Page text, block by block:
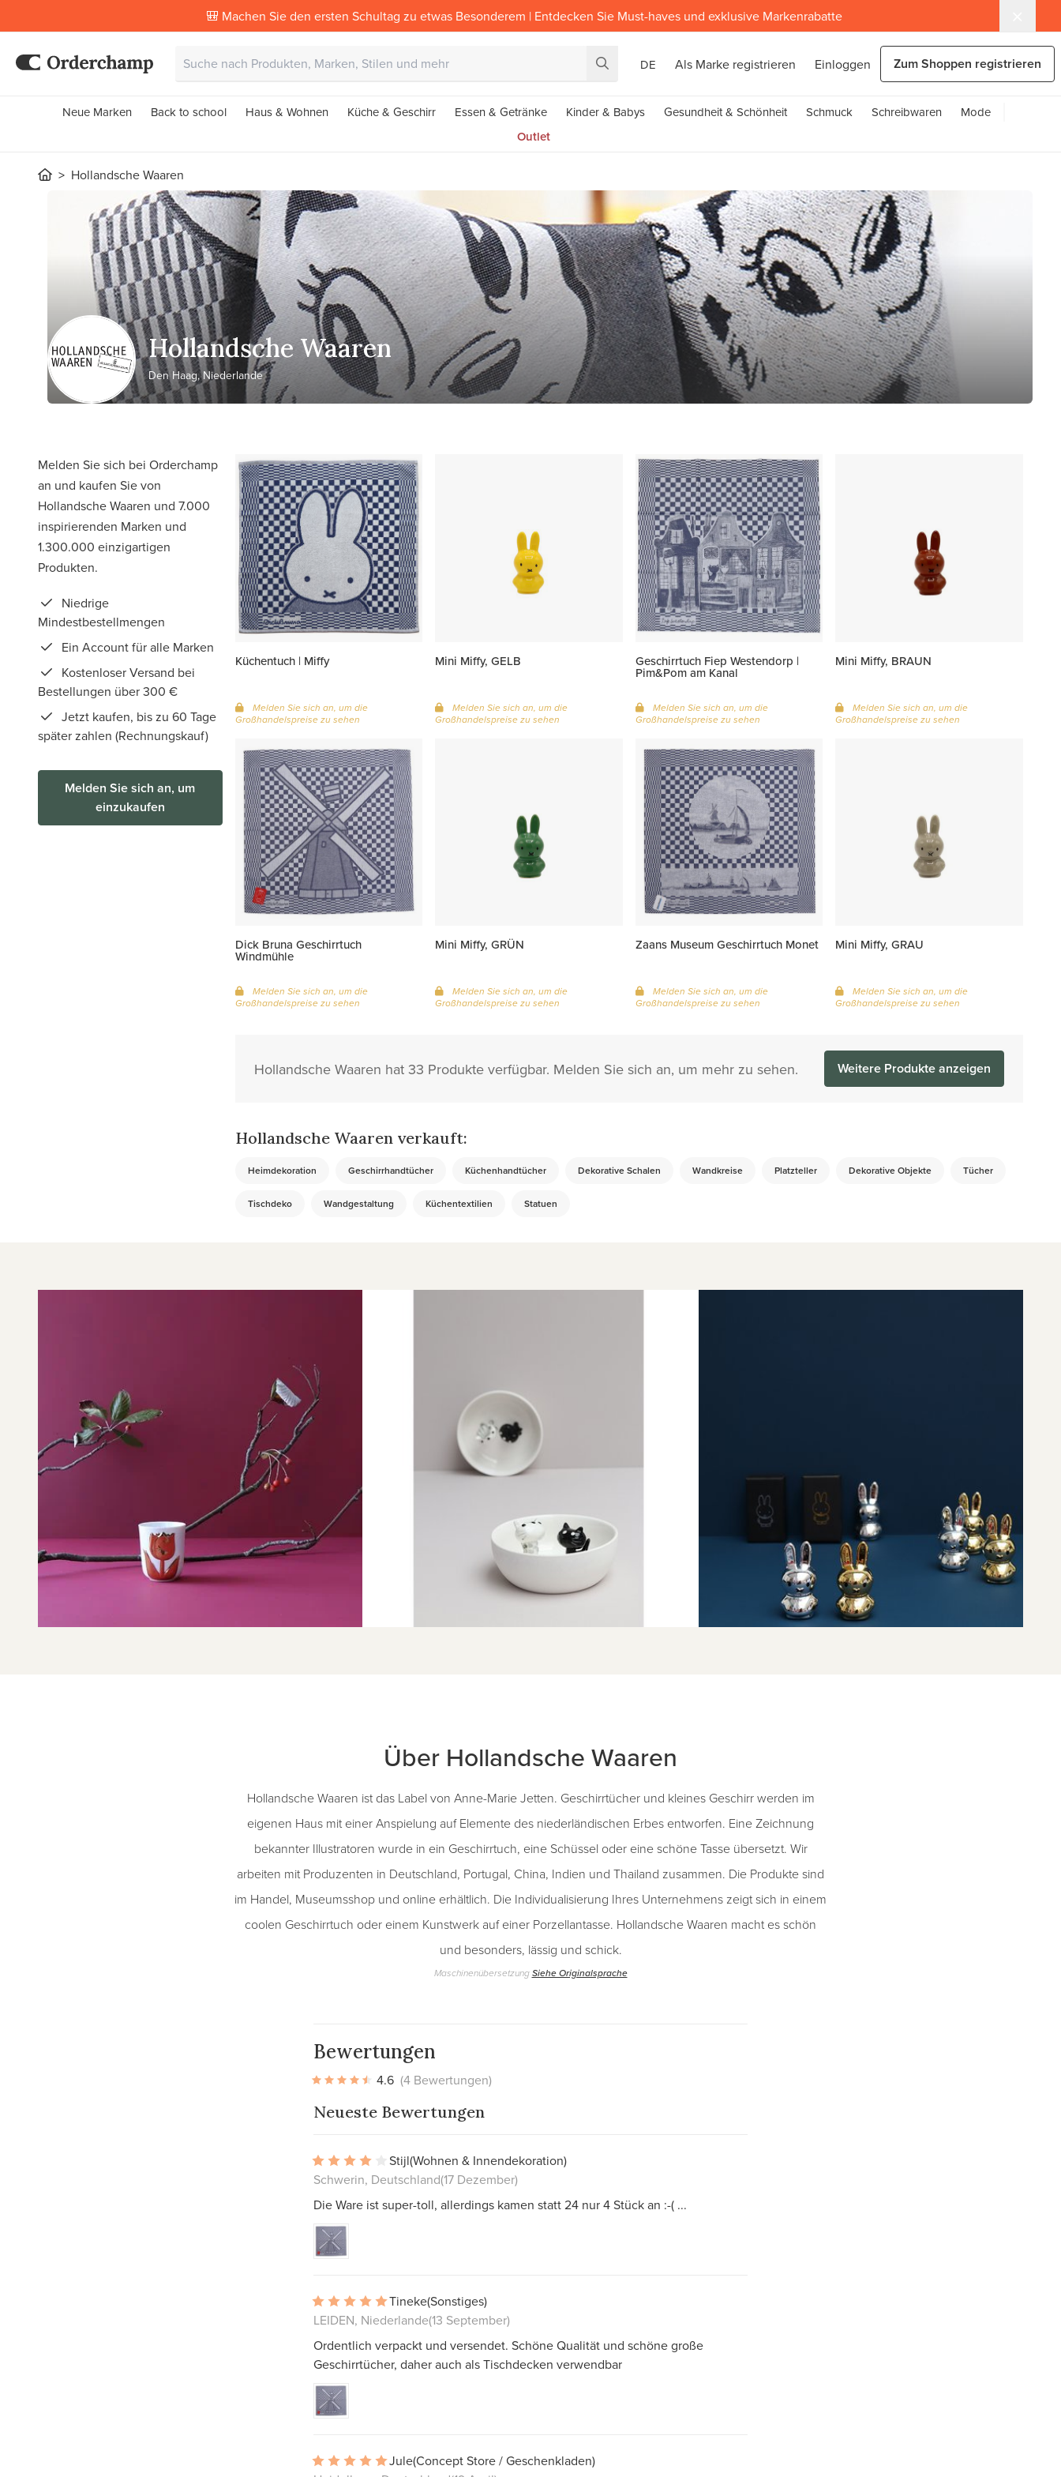
🎒 Machen Sie den ersten Schultag zu etwas Besonderem | Entdecken Sie Must-haves und exklusive Markenrabatte
DE Als Marke registrieren Einloggen Zum Shoppen registrieren
Neue Marken Back to school Haus & Wohnen Küche & Geschirr Essen & Getränke Kinder & Babys Gesundheit & Schönheit Schmuck Schreibwaren
Mode
Outlet
Hollandsche Waaren
Hollandsche Waaren
Den Haag, Niederlande
Melden Sie sich bei Orderchamp
an und kaufen Sie von
Hollandsche Waaren und 7.000
inspirierenden Marken und
1.300.000 einzigartigen
Produkten.
Niedrige
Mindestbestellmengen
Ein Account für alle Marken
Kostenloser Versand bei
Bestellungen über 300 €
Jetzt kaufen, bis zu 60 Tage
später zahlen (Rechnungskauf)
Melden Sie sich an, um
einzukaufen
Küchentuch | Miffy
Melden Sie sich an, um die
Großhandelspreise zu sehen
Mini Miffy, GELB
Melden Sie sich an, um die
Großhandelspreise zu sehen
Geschirrtuch Fiep Westendorp |
Pim&Pom am Kanal
Melden Sie sich an, um die
Großhandelspreise zu sehen
Mini Miffy, BRAUN
Melden Sie sich an, um die
Großhandelspreise zu sehen
Dick Bruna Geschirrtuch
Windmühle
Melden Sie sich an, um die
Großhandelspreise zu sehen
Mini Miffy, GRÜN
Melden Sie sich an, um die
Großhandelspreise zu sehen
Zaans Museum Geschirrtuch Monet
Melden Sie sich an, um die
Großhandelspreise zu sehen
Mini Miffy, GRAU
Melden Sie sich an, um die
Großhandelspreise zu sehen
Hollandsche Waaren hat 33 Produkte verfügbar. Melden Sie sich an, um mehr zu sehen. Weitere Produkte anzeigen
Hollandsche Waaren verkauft:
Heimdekoration Geschirrhandtücher Küchenhandtücher Dekorative Schalen Wandkreise Platzteller Dekorative Objekte Tücher
Tischdeko Wandgestaltung Küchentextilien Statuen
Über Hollandsche Waaren
Hollandsche Waaren ist das Label von Anne-Marie Jetten. Geschirrtücher und kleines Geschirr werden im
eigenen Haus mit einer Anspielung auf Elemente des niederländischen Erbes entworfen. Eine Zeichnung
bekannter Illustratoren wurde in ein Geschirrtuch, eine Schüssel oder eine schöne Tasse übersetzt. Wir
arbeiten mit Produzenten in Deutschland, Portugal, China, Indien und Thailand zusammen. Die Produkte sind
im Handel, Museumsshop und online erhältlich. Die Individualisierung Ihres Unternehmens zeigt sich in einem
coolen Geschirrtuch oder einem Kunstwerk auf einer Porzellantasse. Hollandsche Waaren macht es schön
und besonders, lässig und schick.
MaschinenübersetzungSiehe Originalsprache
Bewertungen
4.6 (4 Bewertungen)
Neueste Bewertungen
Stijl(Wohnen & Innendekoration)
Schwerin, Deutschland(17 Dezember)
Die Ware ist super-toll, allerdings kamen statt 24 nur 4 Stück an :-( ...
Tineke(Sonstiges)
LEIDEN, Niederlande(13 September)
Ordentlich verpackt und versendet. Schöne Qualität und schöne große
Geschirrtücher, daher auch als Tischdecken verwendbar
Jule(Concept Store / Geschenkladen)